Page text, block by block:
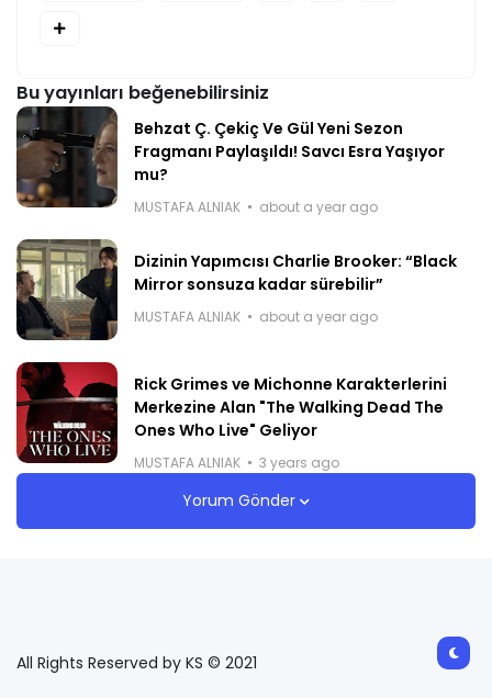
Bu yayınları beğenebilirsiniz
Behzat Ç. Çekiç Ve Gül Yeni Sezon
Fragmanı Paylaşıldı! Savcı Esra Yaşıyor
mu?
MUSTAFA ALNIAK about a year ago
Dizinin Yapımcısı Charlie Brooker: “Black
Mirror sonsuza kadar sürebilir”
MUSTAFA ALNIAK about a year ago
Rick Grimes ve Michonne Karakterlerini
Merkezine Alan "The Walking Dead The
Ones Who Live" Geliyor
MUSTAFA ALNIAK 3 years ago
Yorum Gönder
All Rights Reserved by KS © 2021